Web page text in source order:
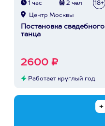
1 час 2 чел 18+
Центр Москвы
Постановка свадебного
танца
2600 ₽
Работает круглый год